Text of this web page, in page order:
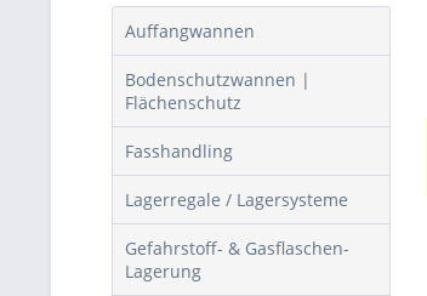
Auffangwannen
Bodenschutzwannen |
Flächenschutz
Fasshandling
Lagerregale / Lagersysteme
Gefahrstoff- & Gasflaschen-
Lagerung